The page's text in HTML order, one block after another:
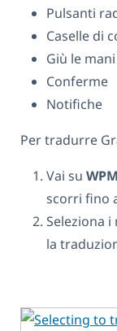
Pulsanti
Caselle di
Giù le mani
Conferme
Notifiche
Per tradurre
Vai su
scorri fino
Seleziona
la